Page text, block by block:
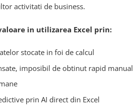
activitati de business.
in utilizarea Excel prin:
stocate in foi de calcul
imposibil de obtinut rapid manual
prin AI direct din Excel